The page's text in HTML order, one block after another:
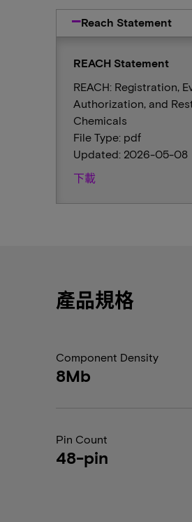
Reach Statement
REACH Statement
REACH: Registration,
Authorization, and
Chemicals
File Type: pdf
Updated: 2026-05-08
下載
產品規格
Component Density
8Mb
Pin Count
48-pin